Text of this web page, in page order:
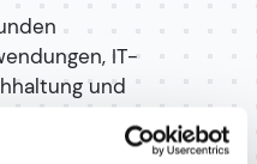
IT-
und
erfüllen. Egal, ob es